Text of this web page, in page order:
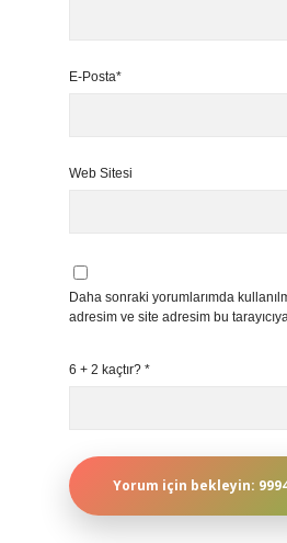
E-Posta*
Web Sitesi
Daha sonraki yorumlarımda
adresim ve site adresim bu
6 + 2 kaçtır? *